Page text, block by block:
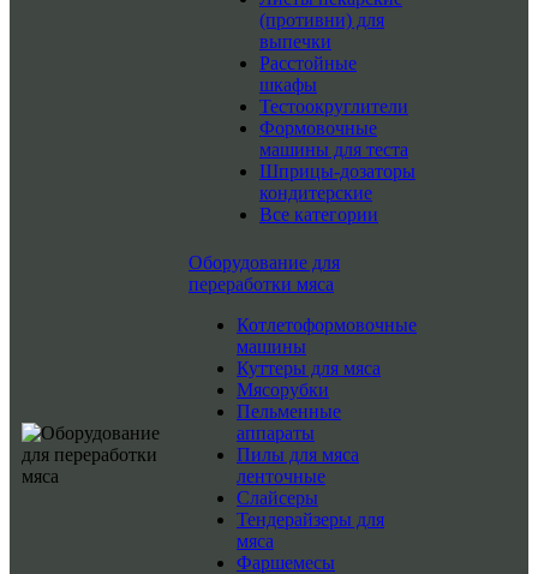
(противни) для
выпечки
Расстойные
шкафы
Тестоокруглители
Формовочные
машины для теста
Шприцы-дозаторы
кондитерские
Все категории
Оборудование для
переработки мяса
Котлетоформовочные
машины
Куттеры для мяса
Мясорубки
Пельменные
аппараты
Пилы для мяса
ленточные
Слайсеры
Тендерайзеры для
мяса
Фаршемесы